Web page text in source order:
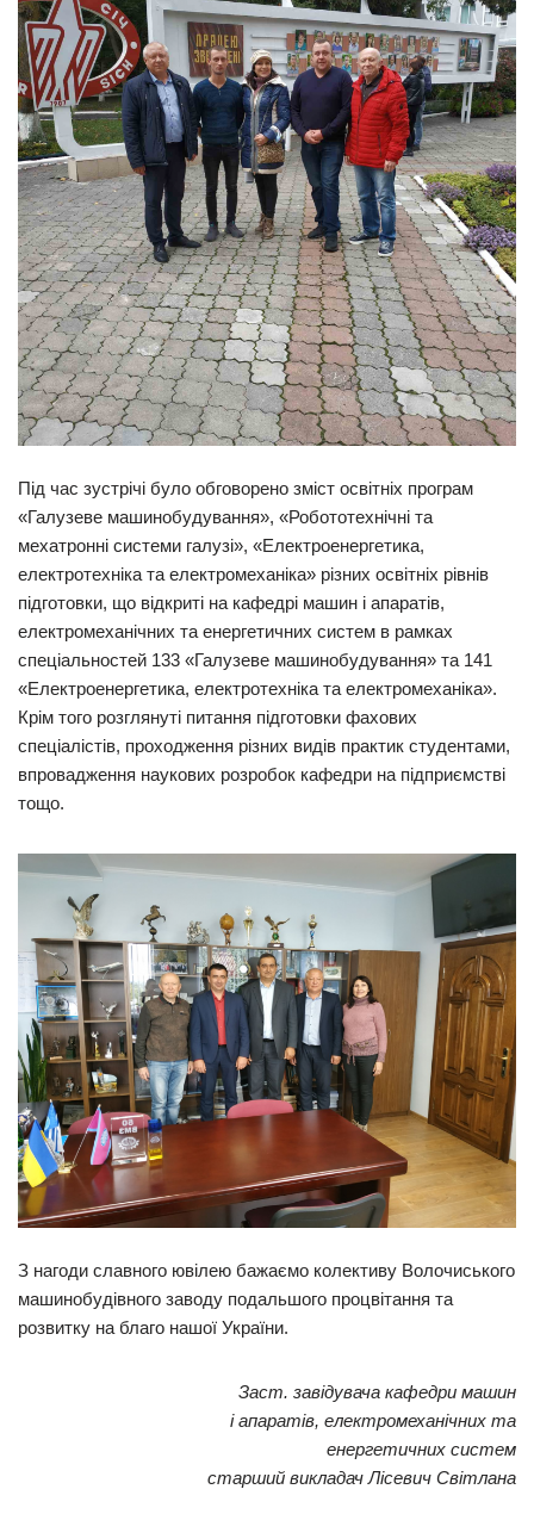
Під час зустрічі було обговорено зміст освітніх програм
«Галузеве машинобудування», «Робототехнічні та
мехатронні системи галузі», «Електроенергетика,
електротехніка та електромеханіка» різних освітніх рівнів
підготовки, що відкриті на кафедрі машин і апаратів,
електромеханічних та енергетичних систем в рамках
спеціальностей 133 «Галузеве машинобудування» та 141
«Електроенергетика, електротехніка та електромеханіка».
Крім того розглянуті питання підготовки фахових
спеціалістів, проходження різних видів практик студентами,
впровадження наукових розробок кафедри на підприємстві
тощо.
З нагоди славного ювілею бажаємо колективу Волочиського
машинобудівного заводу подальшого процвітання та
розвитку на благо нашої України.
Заст. завідувача кафедри машин
і апаратів, електромеханічних та
енергетичних систем
старший викладач Лісевич Світлана